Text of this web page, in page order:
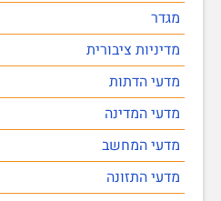
מגדר
מדיניות ציבורית
מדעי הדתות
מדעי המדינה
מדעי המחשב
מדעי התזונה